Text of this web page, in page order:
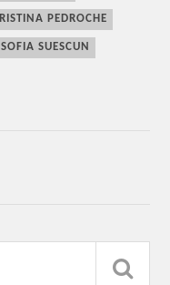
PEDROCHE
SOFIA SUESCUN